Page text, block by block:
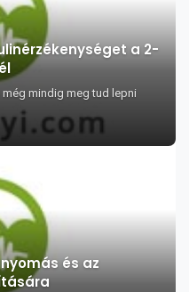
a 2-
mindig meg tud lepni
és az